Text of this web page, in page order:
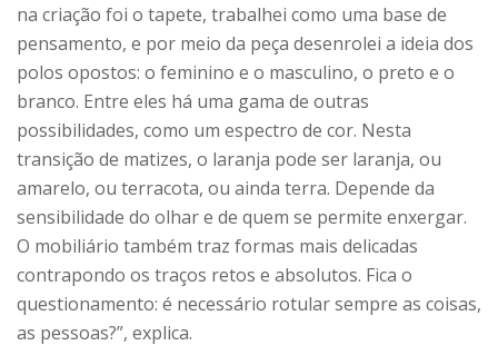
na criação foi o tapete, trabalhei como uma base de
pensamento, e por meio da peça desenrolei a ideia dos
polos opostos: o feminino e o masculino, o preto e o
branco. Entre eles há uma gama de outras
possibilidades, como um espectro de cor. Nesta
transição de matizes, o laranja pode ser laranja, ou
amarelo, ou terracota, ou ainda terra. Depende da
sensibilidade do olhar e de quem se permite enxergar.
O mobiliário também traz formas mais delicadas
contrapondo os traços retos e absolutos. Fica o
questionamento: é necessário rotular sempre as coisas,
as pessoas?”, explica.